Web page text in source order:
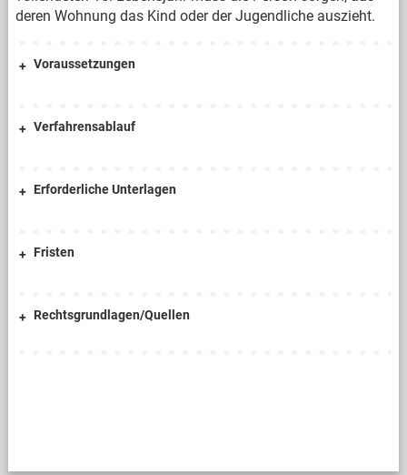
deren Wohnung das Kind oder der Jugendliche auszieht.
Voraussetzungen
Verfahrensablauf
Erforderliche Unterlagen
Fristen
Rechtsgrundlagen/Quellen